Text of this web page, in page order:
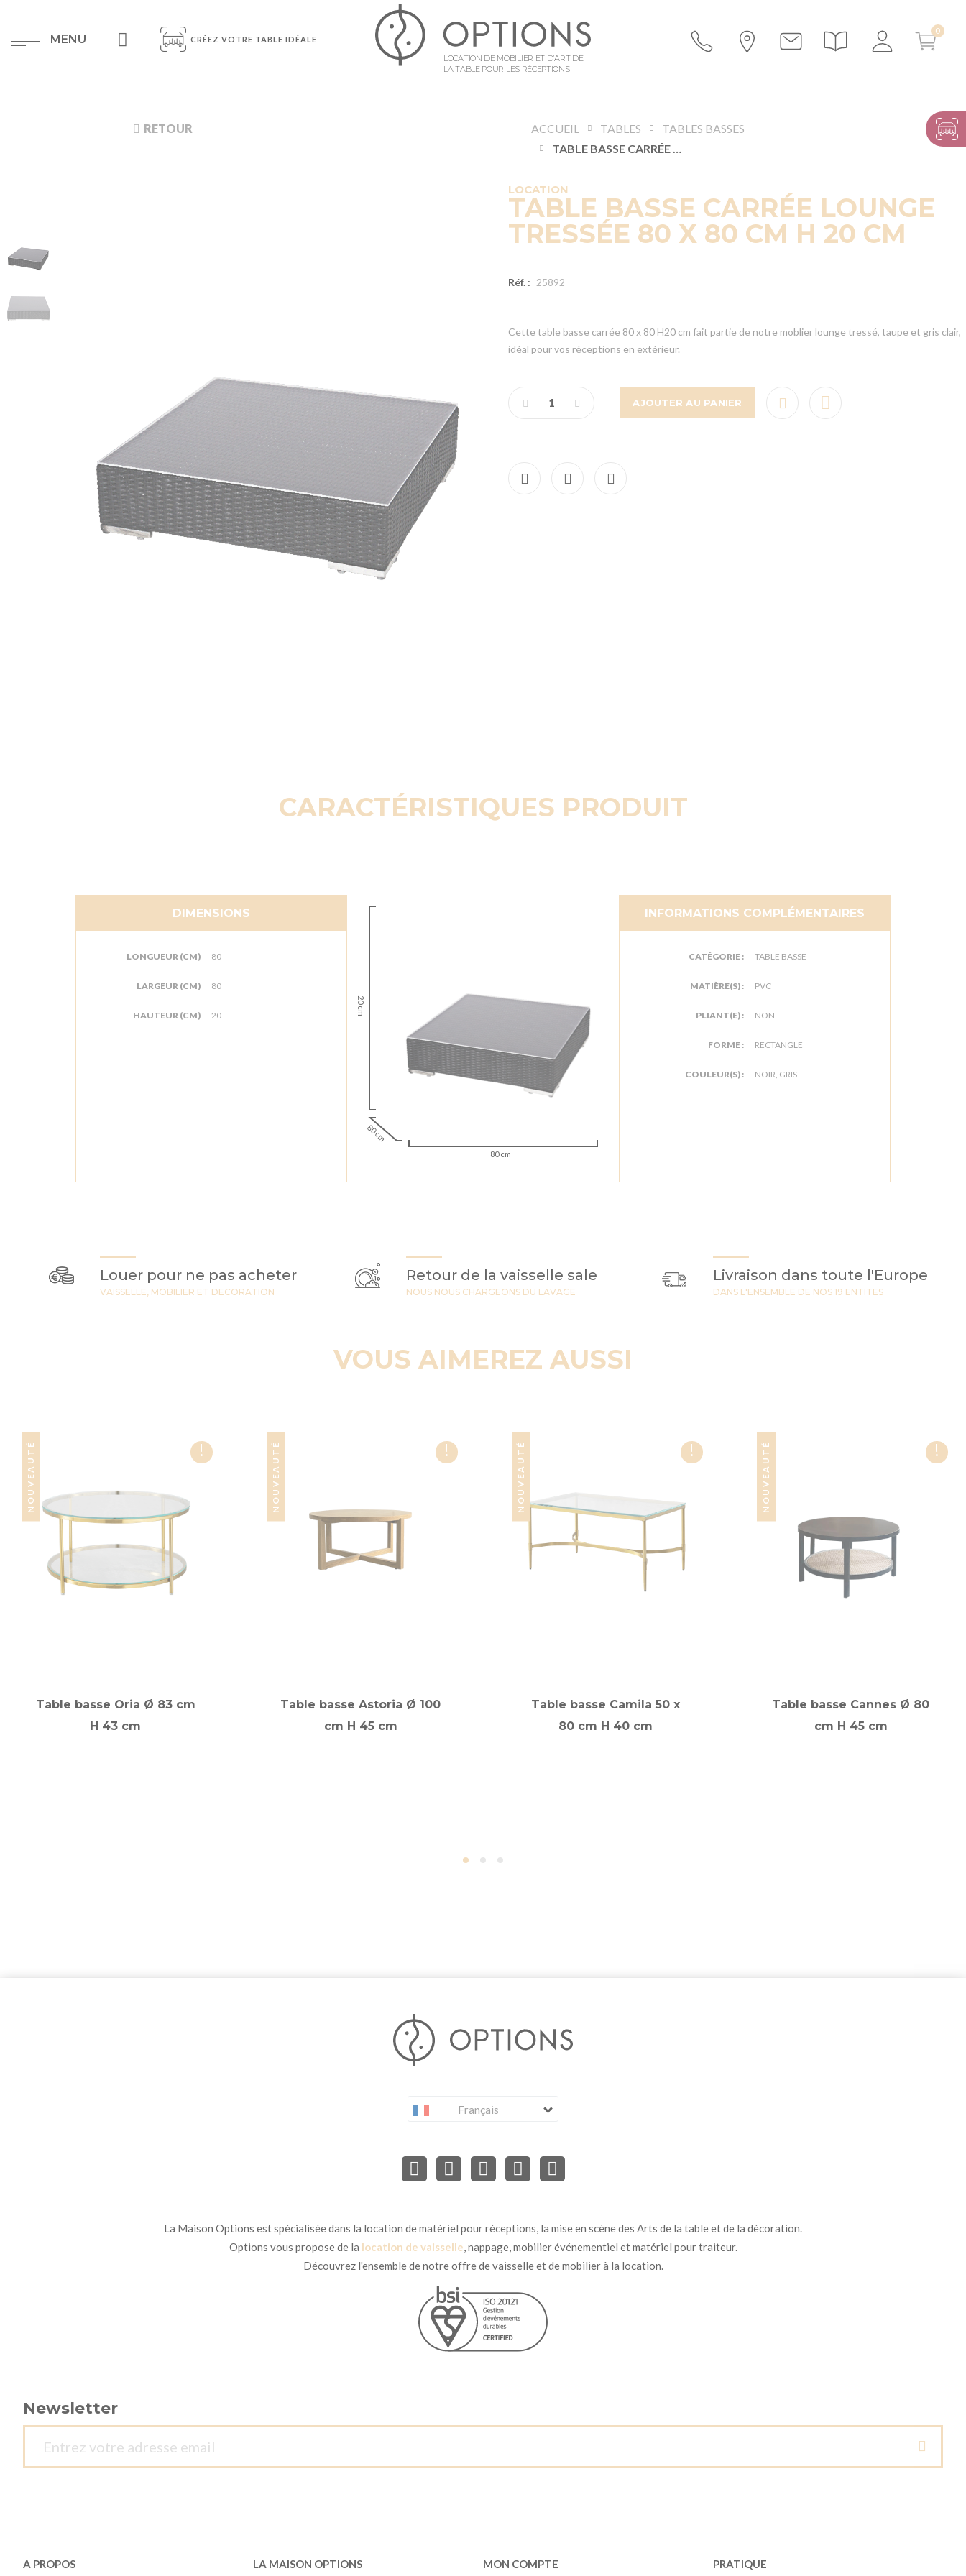
MENU CRÉEZ VOTRE TABLE IDÉALE
LOCATION DE MOBILIER ET D’ART DE
LA TABLE POUR LES RÉCEPTIONS
RETOUR ACCUEIL TABLES
TABLES BASSES
TABLE BASSE CARRÉE LOUNGE TRESSÉE 80 X 80 CM H 20 CM
LOCATION
TABLE BASSE CARRÉE LOUNGE
TRESSÉE 80 X 80 CM H 20 CM
Réf. : 25892
Cette table basse carrée 80 x 80 H20 cm fait partie de notre moblier lounge tressé, taupe et gris clair,
idéal pour vos réceptions en extérieur.
AJOUTER AU PANIER
CARACTÉRISTIQUES PRODUIT
DIMENSIONS
LONGUEUR (CM) 80
LARGEUR (CM) 80
HAUTEUR (CM) 20 20 cm
80 cm
80 cm
INFORMATIONS COMPLÉMENTAIRES
CATÉGORIE : TABLE BASSE
MATIÈRE(S) : PVC
PLIANT(E) : NON
FORME : RECTANGLE
COULEUR(S) : NOIR, GRIS
Louer pour ne pas acheter
VAISSELLE, MOBILIER ET DECORATION
Retour de la vaisselle sale
NOUS NOUS CHARGEONS DU LAVAGE
Livraison dans toute l'Europe
DANS L'ENSEMBLE DE NOS 19 ENTITES
VOUS AIMEREZ AUSSI
!
NOUVEAUTÉ
Table basse Oria Ø 83 cm
H 43 cm
!
NOUVEAUTÉ
Table basse Astoria Ø 100
cm H 45 cm
!
NOUVEAUTÉ
Table basse Camila 50 x
80 cm H 40 cm
!
NOUVEAUTÉ
Table basse Cannes Ø 80
cm H 45 cm
Français
La Maison Options est spécialisée dans la location de matériel pour réceptions, la mise en scène des Arts de la table et de la décoration.
Options vous propose de la location de vaisselle, nappage, mobilier événementiel et matériel pour traiteur.
Découvrez l'ensemble de notre offre de vaisselle et de mobilier à la location.
Newsletter
A PROPOS LA MAISON OPTIONS MON COMPTE PRATIQUE